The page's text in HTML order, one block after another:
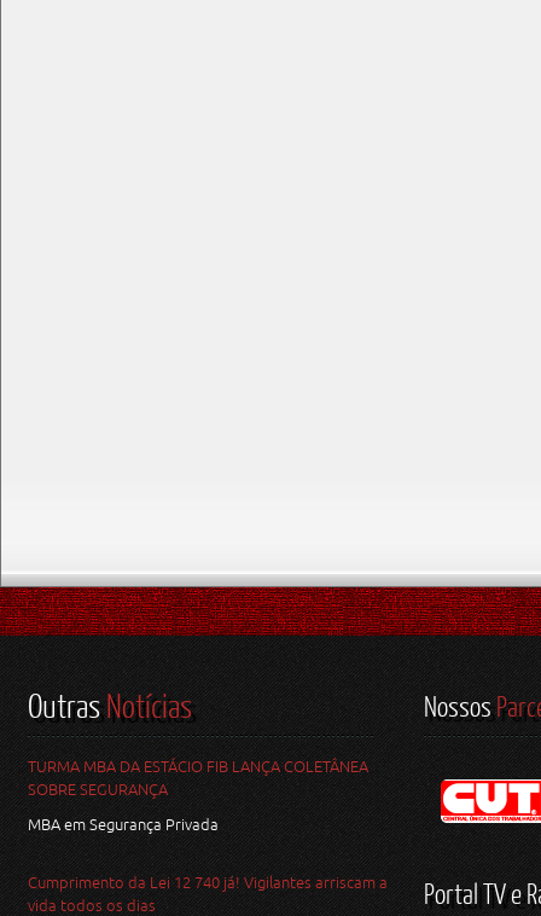
OutrasNotícias
TURMA MBA DA ESTÁCIO FIB LANÇA COLETÂNEA
SOBRE SEGURANÇA
MBA em Segurança Privada
Cumprimento da Lei 12 740 já! Vigilantes arriscam a
vida todos os dias
Nossos
Portal TV e